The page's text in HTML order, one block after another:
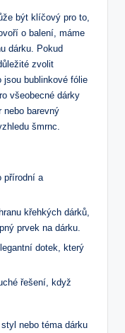
být klíčový pro to,
o balení, máme
dárku. Pokud
zvolit
jsou bublinkové fólie
všeobecné dárky
nebo barevný
šmrnc.
přírodní a
křehkých dárků,
prvek na dárku.
dotek, který
řešení, když
nebo téma dárku